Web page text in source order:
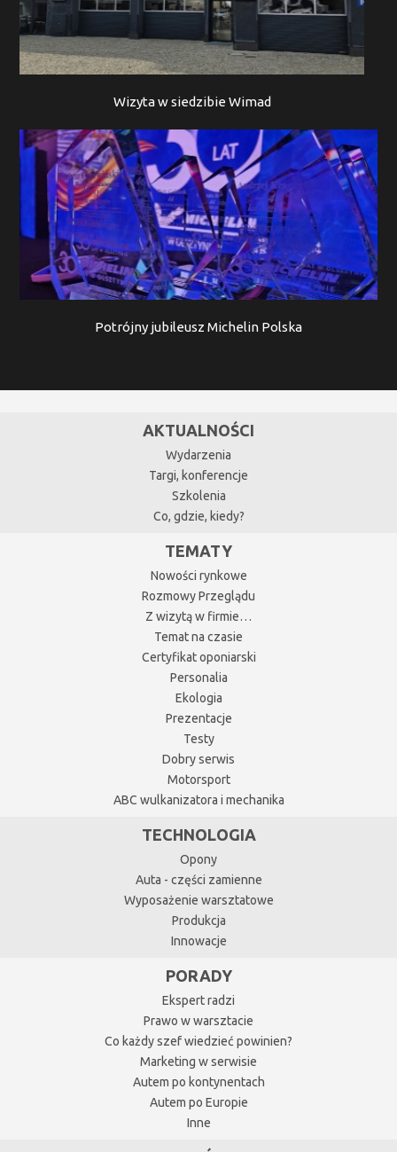
Wizyta w siedzibie Wimad
Potrójny jubileusz Michelin Polska
AKTUALNOŚCI
Wydarzenia
Targi, konferencje
Szkolenia
Co, gdzie, kiedy?
TEMATY
Nowości rynkowe
Rozmowy Przeglądu
Z wizytą w firmie…
Temat na czasie
Certyfikat oponiarski
Personalia
Ekologia
Prezentacje
Testy
Dobry serwis
Motorsport
ABC wulkanizatora i mechanika
TECHNOLOGIA
Opony
Auta - części zamienne
Wyposażenie warsztatowe
Produkcja
Innowacje
PORADY
Ekspert radzi
Prawo w warsztacie
Co każdy szef wiedzieć powinien?
Marketing w serwisie
Autem po kontynentach
Autem po Europie
Inne